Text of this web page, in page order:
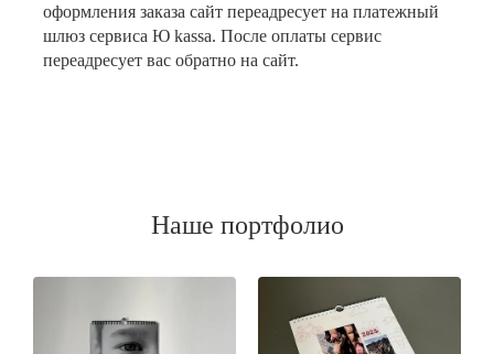
оформления заказа сайт переадресует на платежный
шлюз сервиса Ю kassa. После оплаты сервис
переадресует вас обратно на сайт.
Наше портфолио